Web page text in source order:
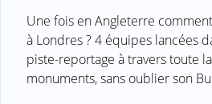
Une fois en Angleterre
à Londres ? 4 équipes lancées
piste-reportage à travers toute
monuments, sans oublier son